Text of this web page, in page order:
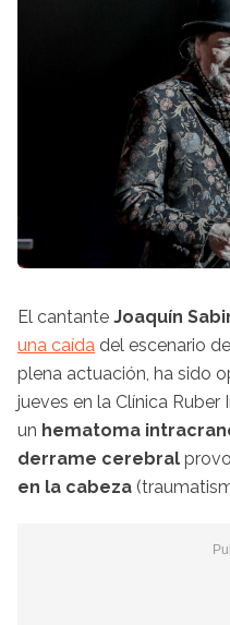
El cantante Joaquín
una caída del escenario
plena actuación, ha sido
jueves en la Clínica Ruber
un hematoma
derrame cerebral
en la cabeza